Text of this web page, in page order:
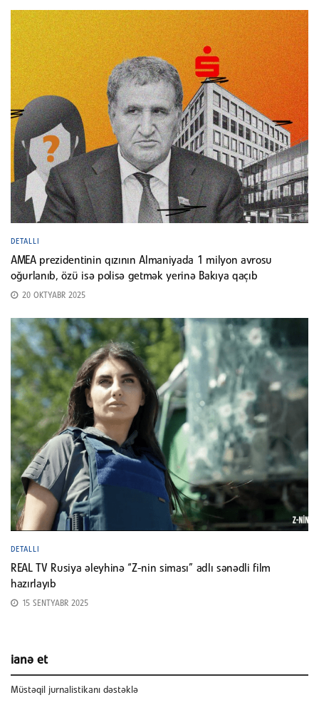
DETALLI
AMEA prezidentinin qızının Almaniyada 1 milyon avrosu
oğurlanıb, özü isə polisə getmək yerinə Bakıya qaçıb
20 OKTYABR 2025
DETALLI
REAL TV Rusiya əleyhinə “Z-nin siması” adlı sənədli film
hazırlayıb
15 SENTYABR 2025
ianə et
Müstəqil jurnalistikanı dəstəklə